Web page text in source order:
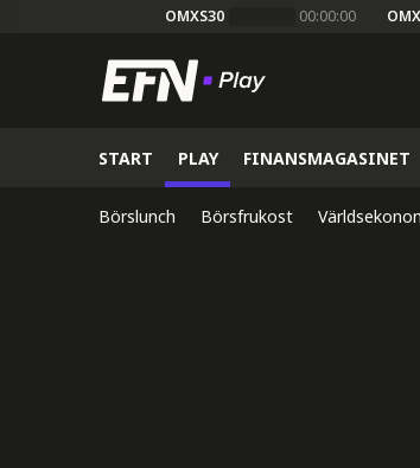
OMXS30 00:00:00
START PLAY FINANSMAGASINET
Börslunch Börsfrukost